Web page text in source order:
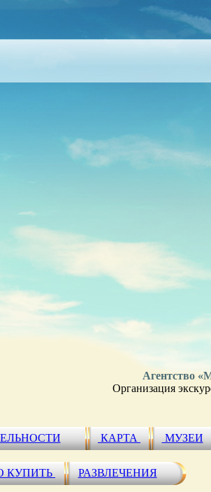
Агентство
Организация
КАРТА МУЗЕИ
КУПИТЬ РАЗВЛЕЧЕНИЯ